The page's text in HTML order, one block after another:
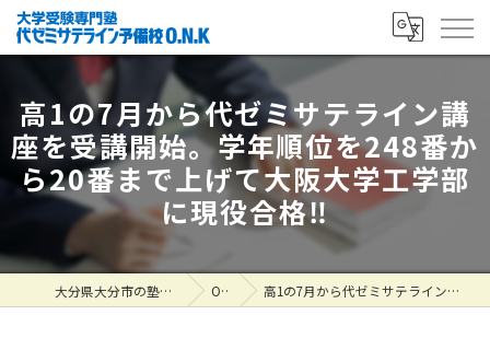
高1の7月から代ゼミサテライン講
座を受講開始。学年順位を248番か
ら20番まで上げて大阪大学工学部
に現役合格‼
大分県大分市の塾なら大学受験専門塾 代ゼミサテライン予備校O.N.K ONK掲示板 高1の7月から代ゼミサテライン講座を受講開始。学年順位を248番から20番まで上げて大阪大学工学部に現役合格‼